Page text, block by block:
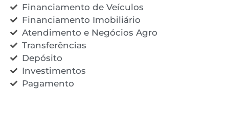
Financiamento de Veículos
Financiamento Imobiliário
Atendimento e Negócios Agro
Transferências
Depósito
Investimentos
Pagamento